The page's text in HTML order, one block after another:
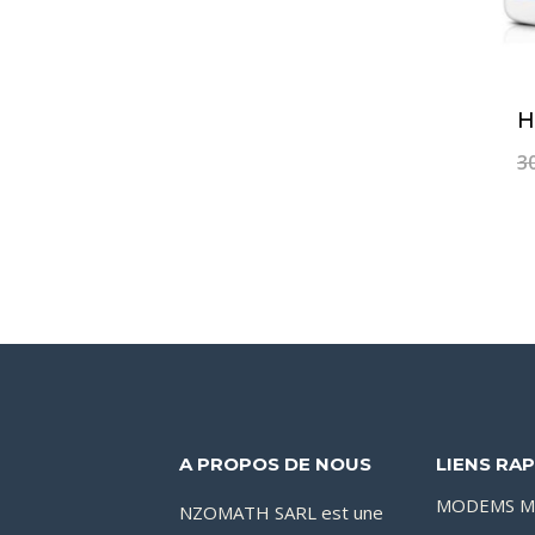
A PROPOS DE NOUS
NZOMATH SARL est une
LIENS
MODEMS